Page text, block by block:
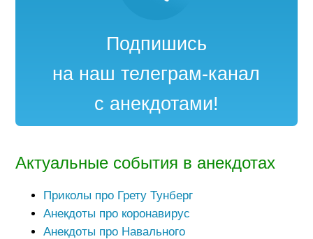
Подпишись
на наш телеграм-канал
с анекдотами!
Актуальные события в анекдотах
Приколы про Грету Тунберг
Анекдоты про коронавирус
Анекдоты про Навального